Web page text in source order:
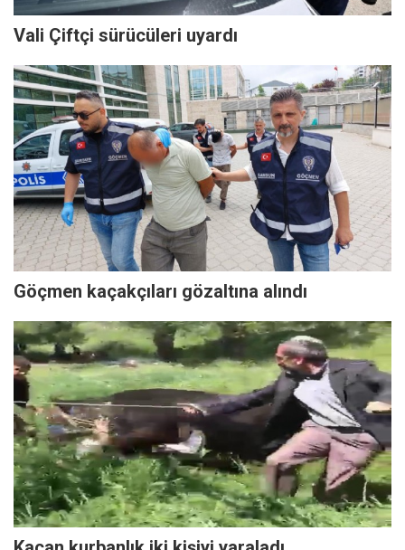
Vali Çiftçi sürücüleri uyardı
Göçmen kaçakçıları gözaltına alındı